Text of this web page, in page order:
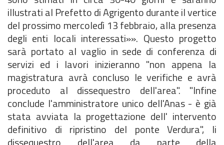
illustrati al Prefetto di Agrigento durante il vertice
del prossimo mercoledì 13 febbraio, alla presenza
degli enti locali interessati»». Questo progetto
sarà portato al vaglio in sede di conferenza di
servizi ed i lavori inizieranno "non appena la
magistratura avrà concluso le verifiche e avrà
proceduto al dissequestro dell'area". "Infine
conclude l'amministratore unico dell'Anas - è già
stata avviata la progettazione dell' intervento
definitivo di ripristino del ponte Verdura", li